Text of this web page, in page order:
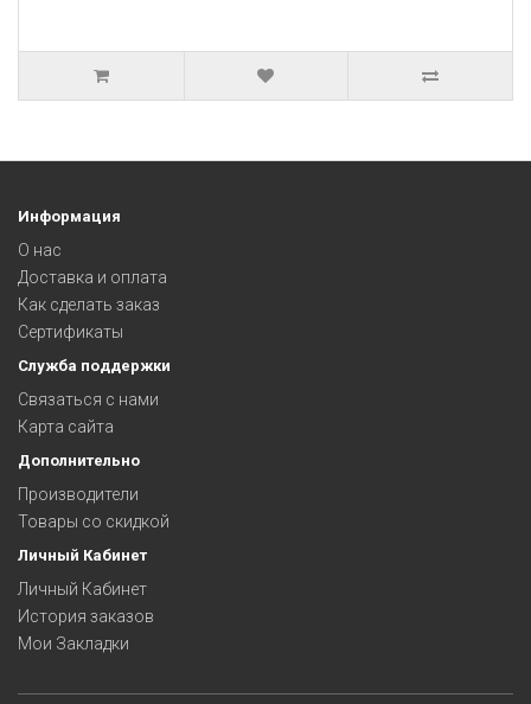
Информация
О нас
Доставка и оплата
Как сделать заказ
Сертификаты
Служба поддержки
Связаться с нами
Карта сайта
Дополнительно
Производители
Товары со скидкой
Личный Кабинет
Личный Кабинет
История заказов
Мои Закладки